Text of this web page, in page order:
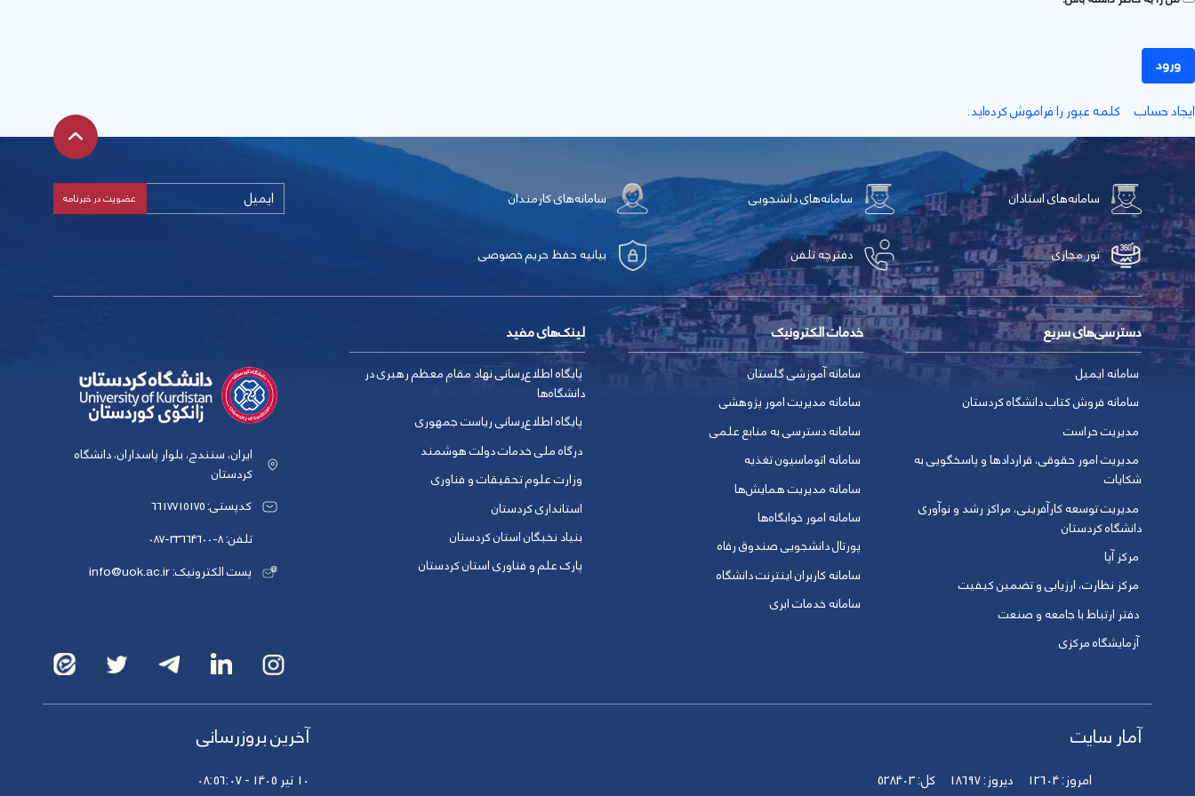
ورود
ايجاد حساب
کلمه عبور را فراموش کرده‌اید.
سامانه‌های استادان سامانه‌های دانشجویی سامانه‌های کارمندان
تور مجازی دفترچه تلفن بیانیه حفظ حریم خصوصی
دسترسی‌های سریع
سامانه ایمیل
سامانه فروش کتاب دانشگاه کردستان
مدیریت حراست
مدیریت امور حقوقی، قراردادها و پاسخگویی به
شکایات
مدیریت توسعه کارآفرینی، مراکز رشد و نوآوری
دانشگاه کردستان
مرکز آپا
مرکز نظارت، ارزیابی و تضمین کیفیت
دفتر ارتباط با جامعه و صنعت
آزمایشگاه مرکزی
خدمات الکترونیک
سامانه آموزشی گلستان
سامانه مدیریت امور پژوهشی
سامانه دسترسی به منابع علمی
سامانه اتوماسیون تغذیه
سامانه مدیریت همایش‌ها
سامانه امور خوابگاه‌ها
پورتال دانشجویی صندوق رفاه
سامانه کاربران اینترنت دانشگاه
سامانه خدمات ابری
لینک‌های مفید
پایگاه اطلاع‌رسانی نهاد مقام معظم رهبری در
دانشگاه‌ها
پایگاه اطلاع‌رسانی ریاست جمهوری
درگاه ملی خدمات دولت هوشمند
وزارت علوم تحقیقات و فناوری
استانداری کردستان
بنیاد نخبگان استان کردستان
پارک علم و فناوری استان کردستان
ایران، سنندج، بلوار پاسداران، دانشگاه
کردستان
کدپستی: 6617715175
تلفن: 8-33664600-087
پست الکترونیک: info@uok.ac.ir
آمار سایت
امروز:12604 دیروز:18697 کل:528403
آخرین بروزرسانی
10 تیر 1405 - 08:56:07